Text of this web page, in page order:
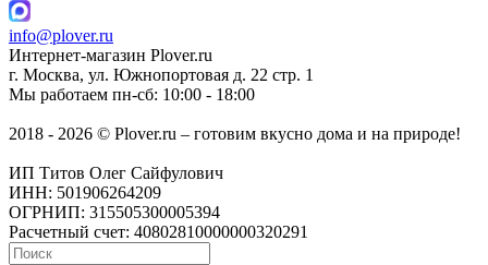
info@plover.ru
Интернет-магазин Plover.ru
г. Москва, ул. Южнопортовая д. 22 стр. 1
Мы работаем пн-сб: 10:00 - 18:00
2018 - 2026 © Plover.ru – готовим вкусно дома и на природе!
ИП Титов Олег Сайфулович
ИНН: 501906264209
ОГРНИП: 315505300005394
Расчетный счет: 40802810000000320291